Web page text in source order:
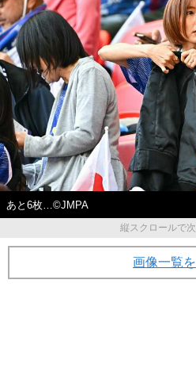
あと6枚…©JMPA
縦スクロールで
画像一覧